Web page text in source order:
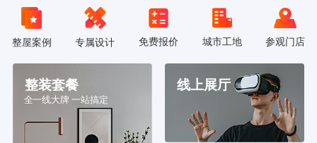
整屋案例 专属设计 免费报价 城市工地 参观门店
整装套餐
全一线大牌 一站搞定
线上展厅